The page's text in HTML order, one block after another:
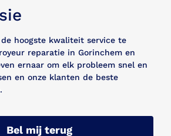
de hoogste kwaliteit service te
reparatie in Gorinchem en
ernaar om elk probleem snel en
en onze klanten de beste
Bel mij terug